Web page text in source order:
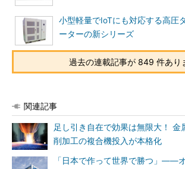
小型軽量でIoTにも対応する高圧
ーターの新シリーズ
過去の連載記事が 849 件あり
関連記事
足し引き自在で効果は無限大！ 金
削加工の複合機投入が本格化
「日本で作って世界で勝つ」――